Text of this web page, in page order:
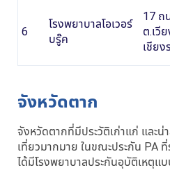
6
โรงพยาบาลโอเวอร์
บรู๊ค
17 ถ
ต.เวี
เชียง
จังหวัดตาก
จังหวัดตากที่มีประวัติเก่าแก่ และน่
เที่ยวมากมาย ในขณะประกัน PA
ได้มีโรงพยาบาลประกันอุบัติเหตุแ